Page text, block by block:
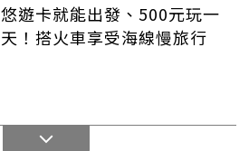
悠遊卡就能出發、500元玩一
天！搭火車享受海線慢旅行